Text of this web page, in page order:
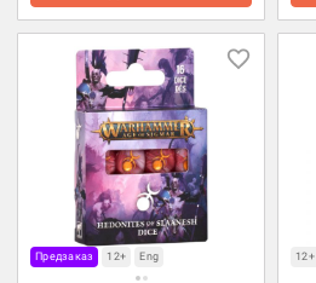
Предзаказ 12+ Eng 12+